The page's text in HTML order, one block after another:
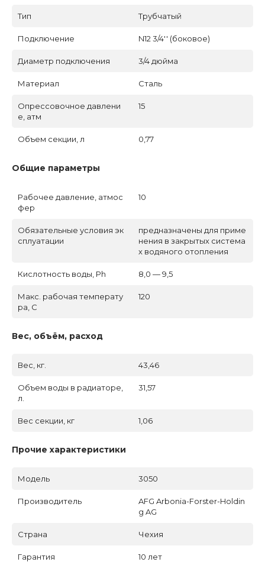
Тип Трубчатый
Подключение N12 3/4'' (боковое)
Диаметр подключения 3/4 дюйма
Материал Сталь
Опрессовочное давлени
е, атм
15
Объем секции, л 0,77
Общие параметры
Рабочее давление, атмос
фер
10
Обязательные условия эк
сплуатации
предназначены для приме
нения в закрытых система
х водяного отопления
Кислотность воды, Ph 8,0 — 9,5
Макс. рабочая температу
ра, C
120
Вес, объём, расход
Вес, кг. 43,46
Объем воды в радиаторе,
л.
31,57
Вес секции, кг 1,06
Прочие характеристики
Модель 3050
Производитель
AFG Arbonia-Forster-Holdin
g AG
Страна Чехия
Гарантия 10 лет